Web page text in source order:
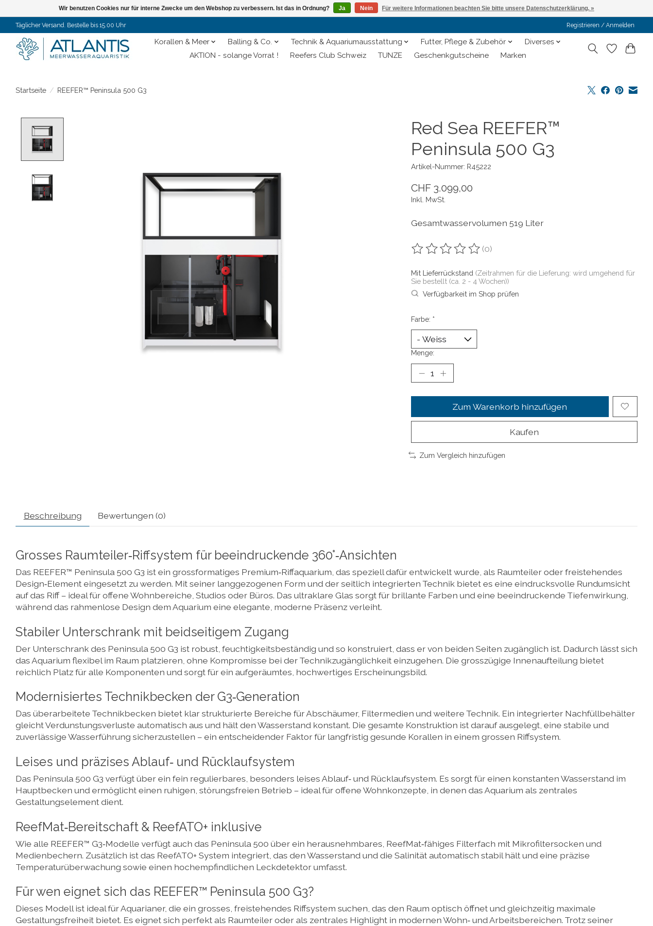
Täglicher Versand. Bestelle bis 15.00 Uhr Registrieren / Anmelden
Korallen & Meer Balling & Co. Technik & Aquariumausstattung Futter, Pflege & Zubehör
Diverses
AKTION - solange Vorrat !
Reefers Club Schweiz TUNZE Geschenkgutscheine Marken
Startseite / REEFER™ Peninsula 500 G3
Red Sea REEFER™
Peninsula 500 G3
Artikel-Nummer: R45222
CHF 3.099,00
Inkl. MwSt.
Gesamtwasservolumen 519 Liter
Die Bewertung dieses Produkts ist
(0)
Mit Lieferrückstand (Zeitrahmen für die Lieferung: wird umgehend für
Sie bestellt (ca. 2 - 4 Wochen))
Verfügbarkeit im Shop prüfen
Farbe: *
Menge:
Zum Warenkorb hinzufügen
Kaufen
Zum Vergleich hinzufügen
Beschreibung Bewertungen (0)
Grosses Raumteiler‑Riffsystem für beeindruckende 360°‑Ansichten
Das REEFER™ Peninsula 500 G3 ist ein grossformatiges Premium‑Riffaquarium, das speziell dafür entwickelt wurde, als Raumteiler oder freistehendes
Design‑Element eingesetzt zu werden. Mit seiner langgezogenen Form und der seitlich integrierten Technik bietet es eine eindrucksvolle Rundumsicht
auf das Riff – ideal für offene Wohnbereiche, Studios oder Büros. Das ultraklare Glas sorgt für brillante Farben und eine beeindruckende Tiefenwirkung,
während das rahmenlose Design dem Aquarium eine elegante, moderne Präsenz verleiht.
Stabiler Unterschrank mit beidseitigem Zugang
Der Unterschrank des Peninsula 500 G3 ist robust, feuchtigkeitsbeständig und so konstruiert, dass er von beiden Seiten zugänglich ist. Dadurch lässt sich
das Aquarium flexibel im Raum platzieren, ohne Kompromisse bei der Technikzugänglichkeit einzugehen. Die grosszügige Innenaufteilung bietet
reichlich Platz für alle Komponenten und sorgt für ein aufgeräumtes, hochwertiges Erscheinungsbild.
Modernisiertes Technikbecken der G3‑Generation
Das überarbeitete Technikbecken bietet klar strukturierte Bereiche für Abschäumer, Filtermedien und weitere Technik. Ein integrierter Nachfüllbehälter
gleicht Verdunstungsverluste automatisch aus und hält den Wasserstand konstant. Die gesamte Konstruktion ist darauf ausgelegt, eine stabile und
zuverlässige Wasserführung sicherzustellen – ein entscheidender Faktor für langfristig gesunde Korallen in einem grossen Riffsystem.
Leises und präzises Ablauf‑ und Rücklaufsystem
Das Peninsula 500 G3 verfügt über ein fein regulierbares, besonders leises Ablauf‑ und Rücklaufsystem. Es sorgt für einen konstanten Wasserstand im
Hauptbecken und ermöglicht einen ruhigen, störungsfreien Betrieb – ideal für offene Wohnkonzepte, in denen das Aquarium als zentrales
Gestaltungselement dient.
ReefMat‑Bereitschaft & ReefATO+ inklusive
Wie alle REEFER™ G3‑Modelle verfügt auch das Peninsula 500 über ein herausnehmbares, ReefMat‑fähiges Filterfach mit Mikrofiltersocken und
Medienbechern. Zusätzlich ist das ReefATO+ System integriert, das den Wasserstand und die Salinität automatisch stabil hält und eine präzise
Temperaturüberwachung sowie einen hochempfindlichen Leckdetektor umfasst.
Für wen eignet sich das REEFER™ Peninsula 500 G3?
Dieses Modell ist ideal für Aquarianer, die ein grosses, freistehendes Riffsystem suchen, das den Raum optisch öffnet und gleichzeitig maximale
Gestaltungsfreiheit bietet. Es eignet sich perfekt als Raumteiler oder als zentrales Highlight in modernen Wohn‑ und Arbeitsbereichen. Trotz seiner
Wir benutzen Cookies nur für interne Zwecke um den Webshop zu verbessern. Ist das in Ordnung? Ja Nein Für weitere Informationen beachten Sie bitte unsere Datenschutzerklärung. »